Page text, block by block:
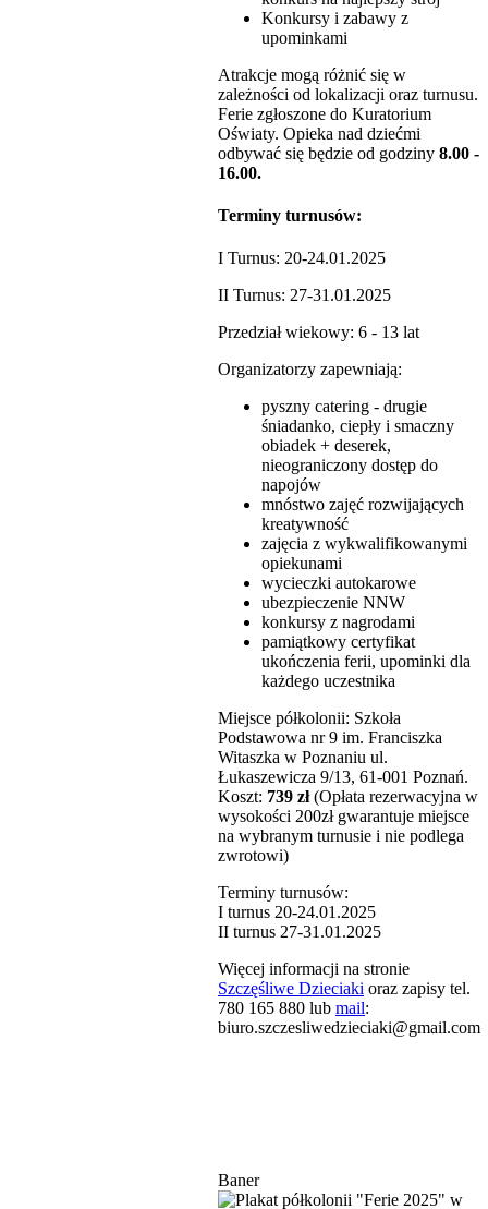
Konkursy i zabawy z
upominkami
Atrakcje mogą różnić się w
zależności od lokalizacji oraz turnusu.
Ferie zgłoszone do Kuratorium
Oświaty. Opieka nad dziećmi
odbywać się będzie od godziny 8.00 -
16.00.
Terminy turnusów:
I Turnus: 20-24.01.2025
II Turnus: 27-31.01.2025
Przedział wiekowy: 6 - 13 lat
Organizatorzy zapewniają:
pyszny catering - drugie
śniadanko, ciepły i smaczny
obiadek + deserek,
nieograniczony dostęp do
napojów
mnóstwo zajęć rozwijających
kreatywność
zajęcia z wykwalifikowanymi
opiekunami
wycieczki autokarowe
ubezpieczenie NNW
konkursy z nagrodami
pamiątkowy certyfikat
ukończenia ferii, upominki dla
każdego uczestnika
Miejsce półkolonii: Szkoła
Podstawowa nr 9 im. Franciszka
Witaszka w Poznaniu ul.
Łukaszewicza 9/13, 61-001 Poznań.
Koszt: 739 zł(Opłata rezerwacyjna w
wysokości 200zł gwarantuje miejsce
na wybranym turnusie i nie podlega
zwrotowi)
Terminy turnusów:
I turnus 20-24.01.2025
II turnus 27-31.01.2025
Więcej informacji na stronie
Szczęśliwe Dzieciaki oraz zapisy tel.
780 165 880 lub mail:
biuro.szczesliwedzieciaki@gmail.com
Baner